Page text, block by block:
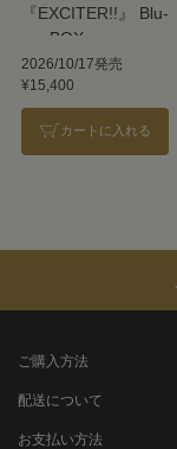
『EXCITER!!』 Blu-
ray BOX
2026/10/17発売
¥15,400
カートに入れる
ご購入方法
配送について
お支払い方法